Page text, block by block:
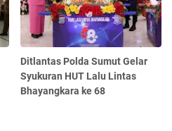
Ditlantas Polda Sumut Gelar
Syukuran HUT Lalu Lintas
Bhayangkara ke 68